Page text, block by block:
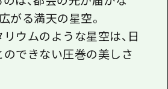
がる満天の星空。
ウムのような星空は、日
できない圧巻の美しさ